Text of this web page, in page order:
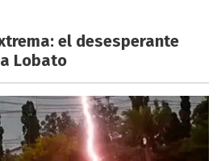
el desesperante
Lobato